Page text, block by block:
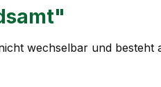
wechselbar und